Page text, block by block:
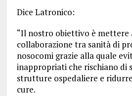
Dice Latronico:
“Il nostro obiettivo è mettere
collaborazione tra sanità di
nosocomi grazie alla quale
inappropriati che rischiano di
strutture ospedaliere e
cure.